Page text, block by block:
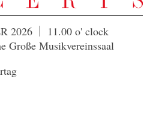
2026
11.00 o' clock
Große Musikvereinssaal